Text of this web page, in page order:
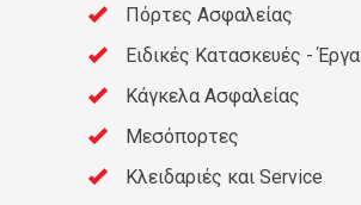
Πόρτες Ασφαλείας
Ειδικές Κατασκευές - Έργα
Κάγκελα Ασφαλείας
Μεσόπορτες
Κλειδαριές και Service